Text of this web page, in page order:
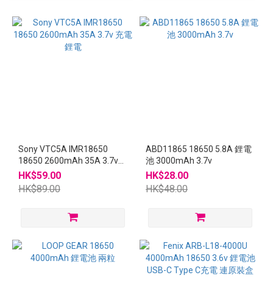
價格
Sony VTC5A IMR18650
18650 2600mAh 35A 3.7v
充電 鋰電
HK$59.00
HK$89.00
ABD11865 18650 5.8A 鋰電
池 3000mAh 3.7v
HK$28.00
HK$48.00